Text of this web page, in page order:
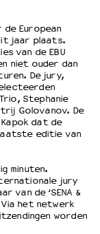
European
jaar plaats.
van de EBU
niet ouder dan
De jury,
Stephanie
Golovanov. De
dat de
laatste editie van
minuten.
jury
van de ‘SENA &
Via het netwerk
worden